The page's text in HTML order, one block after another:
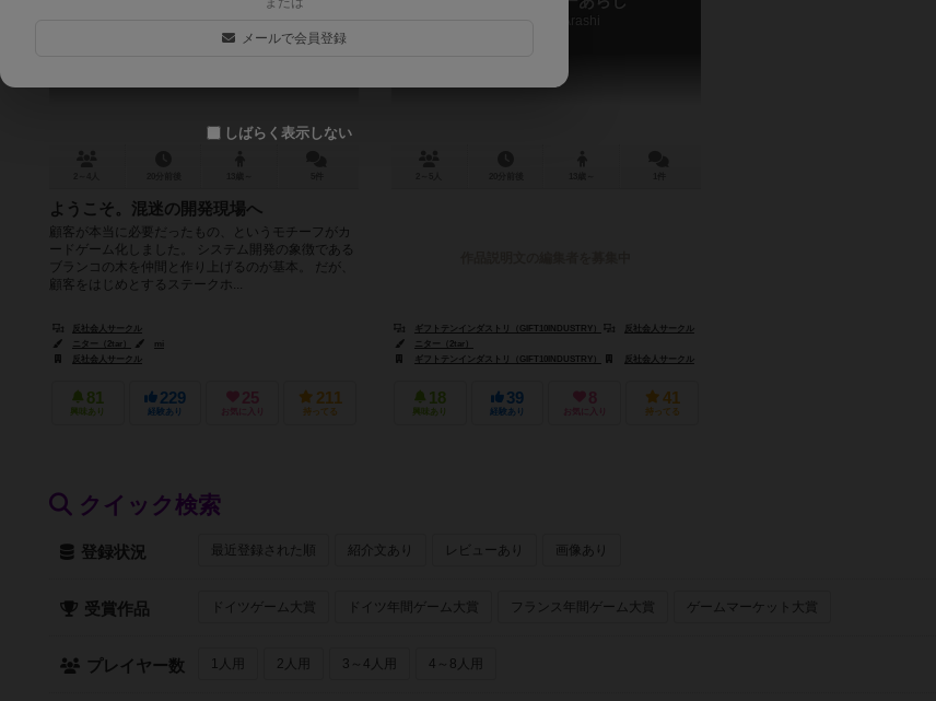
5.7
ようこそ。混迷の開発現場へ
顧客が本当に必要だったもの、というモチーフがカ
ードゲーム化しました。 システム開発の象徴である
ブランコの木を仲間と作り上げるのが基本。 だが、
顧客をはじめとするステークホ...
反社会人サークル
ニター（2tar）
mi
反社会人サークル
81
興味あり
229
経験あり
25
お気に入り
211
持ってる
Call Center Arashi
ギフトテンインダストリ（GIFT10INDUSTRY）
反社会人サークル
ニター（2tar）
ギフトテンインダストリ（GIFT10INDUSTRY）
反社会人サークル
18
興味あり
39
経験あり
8
お気に入り
41
持ってる
クイック検索
登録状況 最近登録された順 紹介文あり レビューあり 画像あり
受賞作品 ドイツゲーム大賞 ドイツ年間ゲーム大賞 フランス年間ゲーム大賞 ゲームマーケット大賞
プレイヤー数 1人用 2人用 3～4人用 4～8人用
メールで会員登録
しばらく表示しない